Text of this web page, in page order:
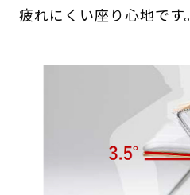
疲れにくい座り心地です。